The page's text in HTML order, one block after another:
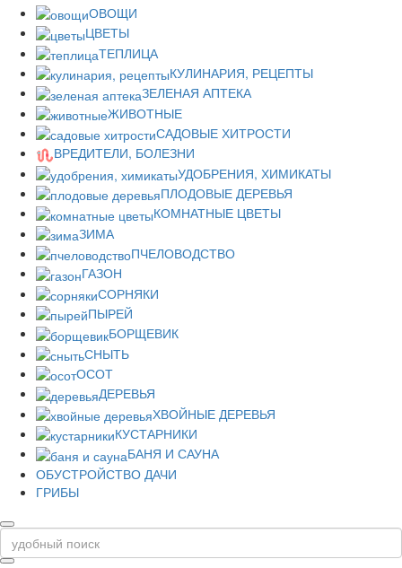
ОВОЩИ
ЦВЕТЫ
ТЕПЛИЦА
КУЛИНАРИЯ, РЕЦЕПТЫ
ЗЕЛЕНАЯ АПТЕКА
ЖИВОТНЫЕ
САДОВЫЕ ХИТРОСТИ
ВРЕДИТЕЛИ, БОЛЕЗНИ
УДОБРЕНИЯ, ХИМИКАТЫ
ПЛОДОВЫЕ ДЕРЕВЬЯ
КОМНАТНЫЕ ЦВЕТЫ
ЗИМА
ПЧЕЛОВОДСТВО
ГАЗОН
СОРНЯКИ
ПЫРЕЙ
БОРЩЕВИК
СНЫТЬ
ОСОТ
ДЕРЕВЬЯ
ХВОЙНЫЕ ДЕРЕВЬЯ
КУСТАРНИКИ
БАНЯ И САУНА
ОБУСТРОЙСТВО ДАЧИ
ГРИБЫ